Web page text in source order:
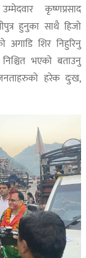
कृष्णप्रसाद
हुनुका साथै हिजो
अगाडि शिर निहुरिनु
भएको बताउनु
हरेक दुःख,